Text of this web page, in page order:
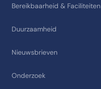
Bereikbaarheid & Faciliteiten
Duurzaamheid
Nieuwsbrieven
Onderzoek